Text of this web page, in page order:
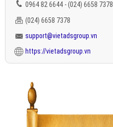
0964 82 6644 - (024) 6658 7378
(024) 6658 7378
support@vietadsgroup.vn
https://vietadsgroup.vn